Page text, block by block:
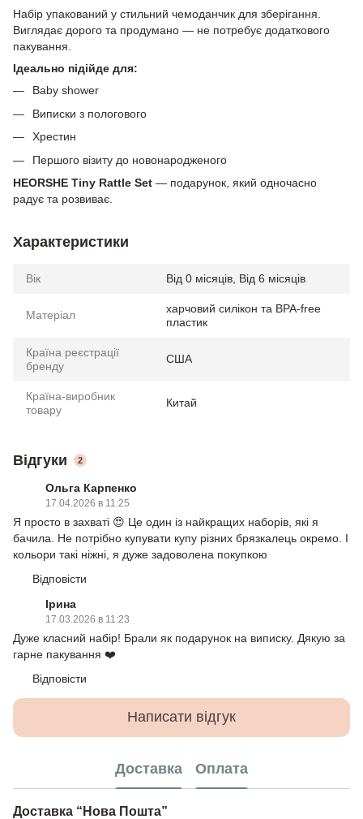
Набір упакований у стильний чемоданчик для зберігання.
Виглядає дорого та продумано — не потребує додаткового
пакування.
Ідеально підійде для:
Baby shower
Виписки з пологового
Хрестин
Першого візиту до новонародженого
HEORSHE Tiny Rattle Set — подарунок, який одночасно
радує та розвиває.
Характеристики
Вік Від 0 місяців, Від 6 місяців
Матеріал
харчовий силікон та BPA-free
пластик
Країна реєстрації
бренду
США
Країна-виробник
товару
Китай
Відгуки 2
Ольга Карпенко
17.04.2026 в 11:25
Я просто в захваті 😍 Це один із найкращих наборів, які я
бачила. Не потрібно купувати купу різних брязкалець окремо. І
кольори такі ніжні, я дуже задоволена покупкою
Відповісти
Ірина
17.03.2026 в 11:23
Дуже класний набір! Брали як подарунок на виписку. Дякую за
гарне пакування ❤️
Відповісти
Написати відгук
Доставка Оплата
Доставка “Нова Пошта”